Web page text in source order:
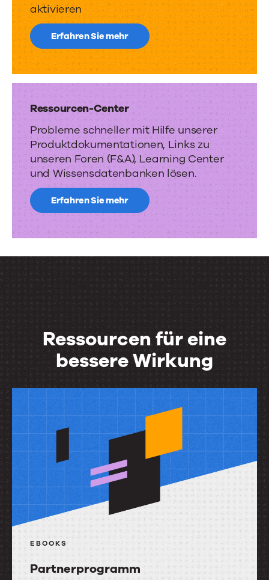
eine
Partnerschaft
verbessern.
aktivieren
Erfahren Sie mehr
Ressourcen-Center
Probleme schneller mit Hilfe unserer
Produktdokumentationen, Links zu
unseren Foren (F&A), Learning Center
und Wissensdatenbanken lösen.
Erfahren Sie mehr
Ressourcen für eine
bessere Wirkung
Ressourcen
für
eine
bessere
Wirkung
EBOOKS
Partnerprogramm